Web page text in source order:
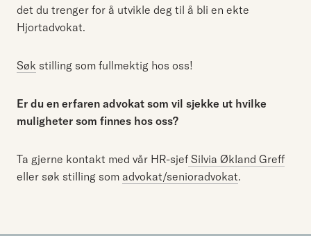
det du trenger for å utvikle deg til å bli en ekte
Hjortadvokat.
Søk stilling som fullmektig hos oss!
Er du en erfaren advokat som vil sjekke ut hvilke
muligheter som finnes hos oss?
Ta gjerne kontakt med vår HR-sjef Silvia Økland Greff
eller søk stilling som advokat/senioradvokat.